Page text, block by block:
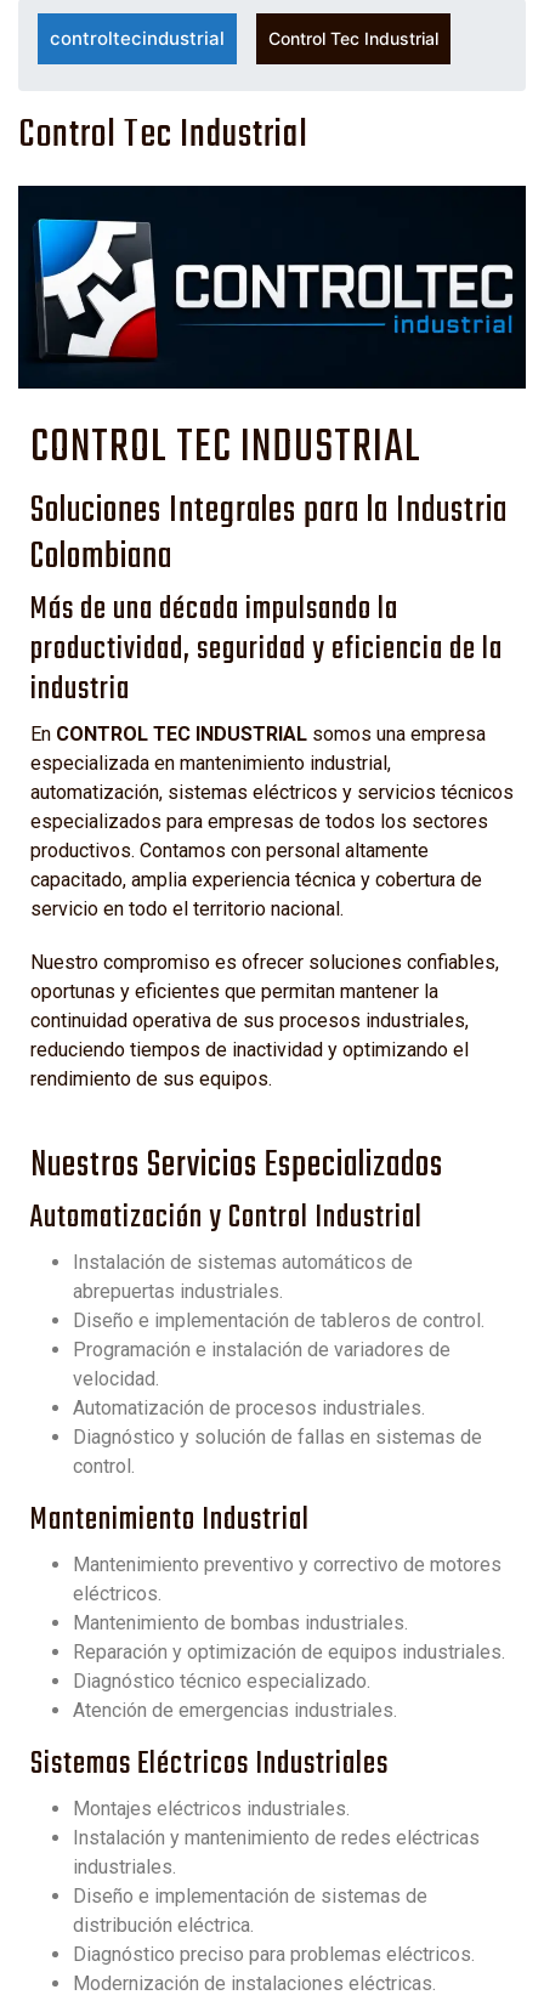
controltecindustrial Control Tec Industrial
Control Tec Industrial
CONTROL TEC INDUSTRIAL
Soluciones Integrales para la Industria
Colombiana
Más de una década impulsando la
productividad, seguridad y eficiencia de la
industria
En CONTROL TEC INDUSTRIAL somos una empresa
especializada en mantenimiento industrial,
automatización, sistemas eléctricos y servicios técnicos
especializados para empresas de todos los sectores
productivos. Contamos con personal altamente
capacitado, amplia experiencia técnica y cobertura de
servicio en todo el territorio nacional.
Nuestro compromiso es ofrecer soluciones confiables,
oportunas y eficientes que permitan mantener la
continuidad operativa de sus procesos industriales,
reduciendo tiempos de inactividad y optimizando el
rendimiento de sus equipos.
Nuestros Servicios Especializados
Automatización y Control Industrial
Instalación de sistemas automáticos de
abrepuertas industriales.
Diseño e implementación de tableros de control.
Programación e instalación de variadores de
velocidad.
Automatización de procesos industriales.
Diagnóstico y solución de fallas en sistemas de
control.
Mantenimiento Industrial
Mantenimiento preventivo y correctivo de motores
eléctricos.
Mantenimiento de bombas industriales.
Reparación y optimización de equipos industriales.
Diagnóstico técnico especializado.
Atención de emergencias industriales.
Sistemas Eléctricos Industriales
Montajes eléctricos industriales.
Instalación y mantenimiento de redes eléctricas
industriales.
Diseño e implementación de sistemas de
distribución eléctrica.
Diagnóstico preciso para problemas eléctricos.
Modernización de instalaciones eléctricas.